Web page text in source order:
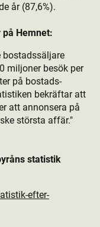
år (87,6%).
Hemnet:
bostads­säljare
miljoner besök per
på bostads­
bekräftar att
att annonsera på
största affär."
statistik
efter-